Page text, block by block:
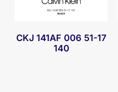
CKJ 141AF 006 51-17
140